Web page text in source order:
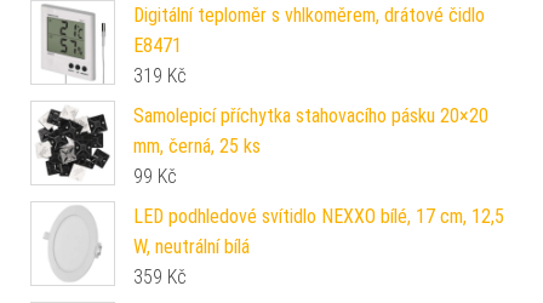
Digitální teploměr s vhlkoměrem, drátové čidlo
E8471
319 Kč
Samolepicí příchytka stahovacího pásku 20×20
mm, černá, 25 ks
99 Kč
LED podhledové svítidlo NEXXO bílé, 17 cm, 12,5
W, neutrální bílá
359 Kč